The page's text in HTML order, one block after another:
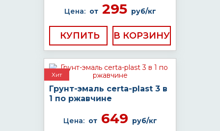
Цена: от295 руб/кг
КУПИТЬ
Хит
Грунт-эмаль certa-plast 3 в
1 по ржавчине
Цена: от649 руб/кг